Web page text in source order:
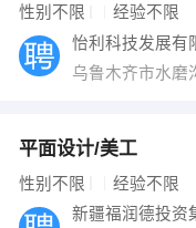
性别不限 经验不限
怡利科技发展有
乌鲁木齐市水磨
平面设计/美工
性别不限 经验不限
新疆福润德投资